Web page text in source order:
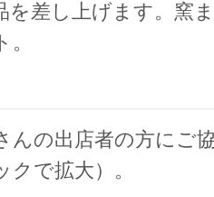
を差し上げます。窯
んの出店者の方にご
で拡大）。